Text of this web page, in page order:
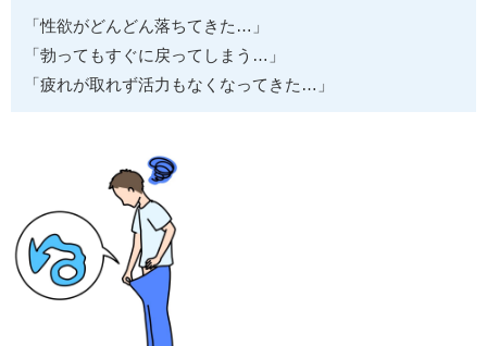
「性欲がどんどん落ちてきた…」
「勃ってもすぐに戻ってしまう…」
「疲れが取れず活力もなくなってきた…」